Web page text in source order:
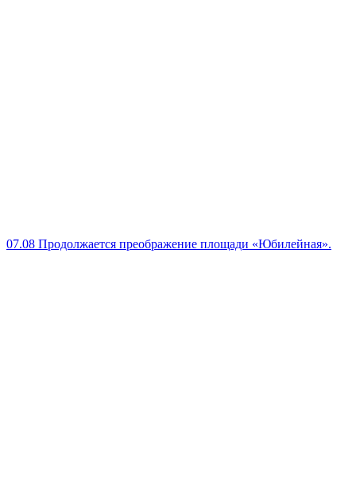
07.08 Продолжается преображение площади «Юбилейная».